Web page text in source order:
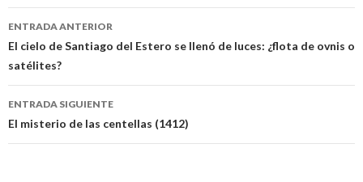
Navegación
de
entradas
ENTRADA ANTERIOR
El cielo de Santiago del Estero se llenó de luces: ¿flota de ovnis o
satélites?
ENTRADA SIGUIENTE
El misterio de las centellas (1412)